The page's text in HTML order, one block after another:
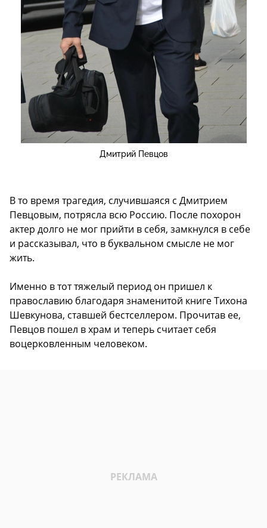
Дмитрий Певцов
В то время трагедия, случившаяся с Дмитрием
Певцовым, потрясла всю Россию. После похорон
актер долго не мог прийти в себя, замкнулся в себе
и рассказывал, что в буквальном смысле не мог
жить.
Именно в тот тяжелый период он пришел к
православию благодаря знаменитой книге Тихона
Шевкунова, ставшей бестселлером. Прочитав ее,
Певцов пошел в храм и теперь считает себя
воцерковленным человеком.